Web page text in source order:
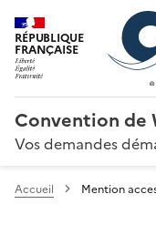
RÉPUBLIQUE
FRANÇAISE
Convention de
Vos demandes
Accueil Mention